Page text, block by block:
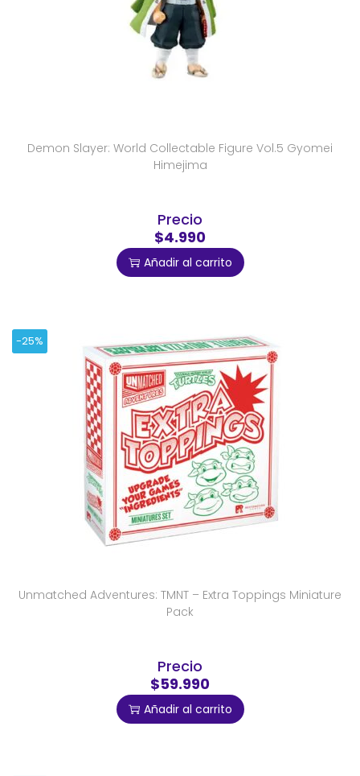
Demon Slayer: World Collectable Figure Vol.5 Gyomei
Himejima
Precio
$4.990
Añadir al carrito
-25%
Unmatched Adventures: TMNT – Extra Toppings Miniature
Pack
Precio
$59.990
Añadir al carrito